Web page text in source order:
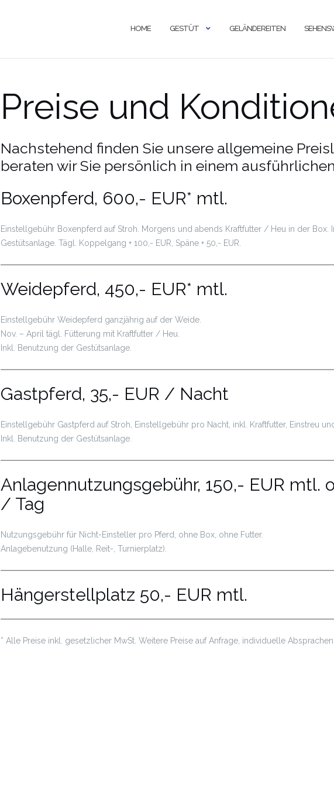
HOME GESTÜT GELÄNDEREITEN
Preise und
Nachstehend finden Sie unsere allgemeine
beraten wir Sie persönlich in einem
Boxenpferd, 600,- EUR* mtl.
Einstellgebühr Boxenpferd auf Stroh. Morgens und abends Kraftfutter / Heu in der Box.
Gestütsanlage. Tägl. Koppelgang + 100,- EUR, Späne + 50,- EUR.
Weidepferd, 450,- EUR* mtl.
Einstellgebühr Weidepferd ganzjährig auf der Weide.
Nov. – April tägl. Fütterung mit Kraftfutter / Heu.
Inkl. Benutzung der Gestütsanlage.
Gastpferd, 35,- EUR / Nacht
Einstellgebühr Gastpferd auf Stroh, Einstellgebühr pro Nacht, inkl. Kraftfutter, Einstreu
Inkl. Benutzung der Gestütsanlage.
Anlagennutzungsgebühr, 150,- EUR mtl.
/ Tag
Nutzungsgebühr für Nicht-Einsteller pro Pferd, ohne Box, ohne Futter.
Anlagebenutzung (Halle, Reit-, Turnierplatz).
Hängerstellplatz 50,- EUR mtl.
* Alle Preise inkl. gesetzlicher MwSt. Weitere Preise auf Anfrage, individuelle